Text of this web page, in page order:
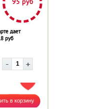
дает
руб
ДОБАВИТЬ В ИЗБРАННОЕ